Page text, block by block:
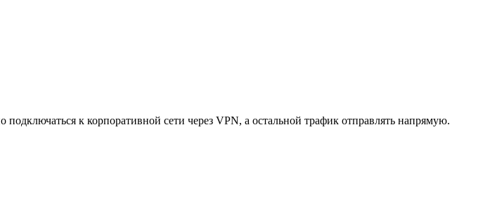
к корпоративной сети через VPN, а остальной трафик отправлять напрямую.